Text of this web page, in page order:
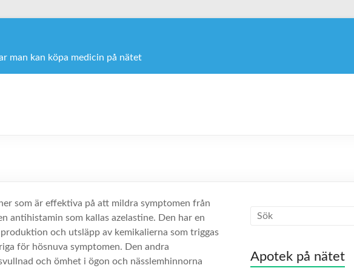
man kan köpa medicin på nätet
som är effektiva på att mildra symptomen från
antihistamin som kallas azelastine. Den har en
och utsläpp av kemikalierna som triggas
för hösnuva symptomen. Den andra
och ömhet i ögon och nässlemhinnorna
Apotek på nätet